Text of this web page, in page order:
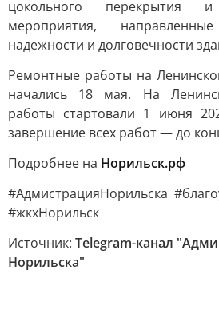
цокольного перекрытия
мероприятия,
надежности и долговечности
Ремонтные работы на
начались 18 мая. На
работы стартовали 1 июня
завершение всех работ — до
Подробнее на Норильск.рф
#АдмистрацияНорильска
#жкхНорильск
Источник: Telegram-канал
Норильска"